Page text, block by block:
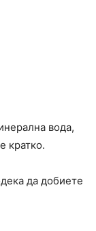
вода,
кратко.
да добиете